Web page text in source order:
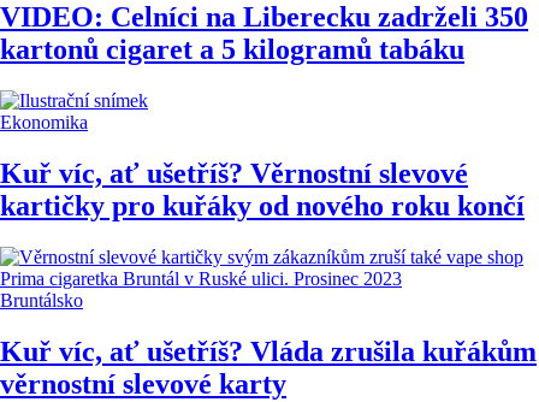
VIDEO: Celníci na Liberecku zadrželi 350
kartonů cigaret a 5 kilogramů tabáku
Ekonomika
Kuř víc, ať ušetříš? Věrnostní slevové
kartičky pro kuřáky od nového roku končí
Bruntálsko
Kuř víc, ať ušetříš? Vláda zrušila kuřákům
věrnostní slevové karty